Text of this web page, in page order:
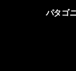
パタゴ